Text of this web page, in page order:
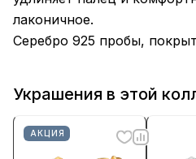
лаконичное.
Серебро 925 пробы,
Украшения в этой
АКЦИЯ